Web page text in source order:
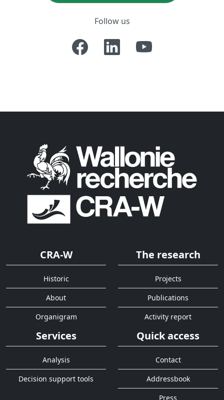
Follow us
CRA-W
Historic
About
Organigram
The research
Projects
Publications
Activity report
Services
Analysis
Decision support tools
Quick access
Contact
Addressbook
Press